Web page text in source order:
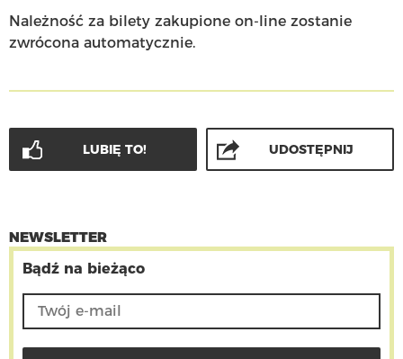
Należność za bilety zakupione on-line zostanie
zwrócona automatycznie.
LUBIĘ TO! UDOSTĘPNIJ
NEWSLETTER
Bądź na bieżąco